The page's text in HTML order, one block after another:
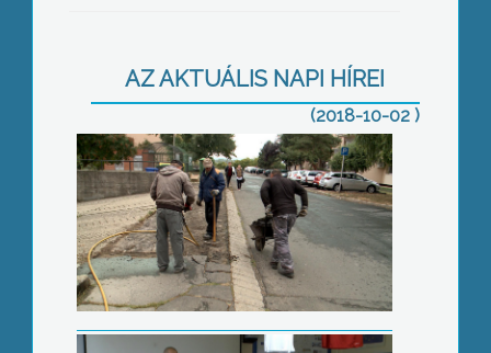
AZ AKTUÁLIS NAPI HÍREI
(2018-10-02 )
Maratoni németóra